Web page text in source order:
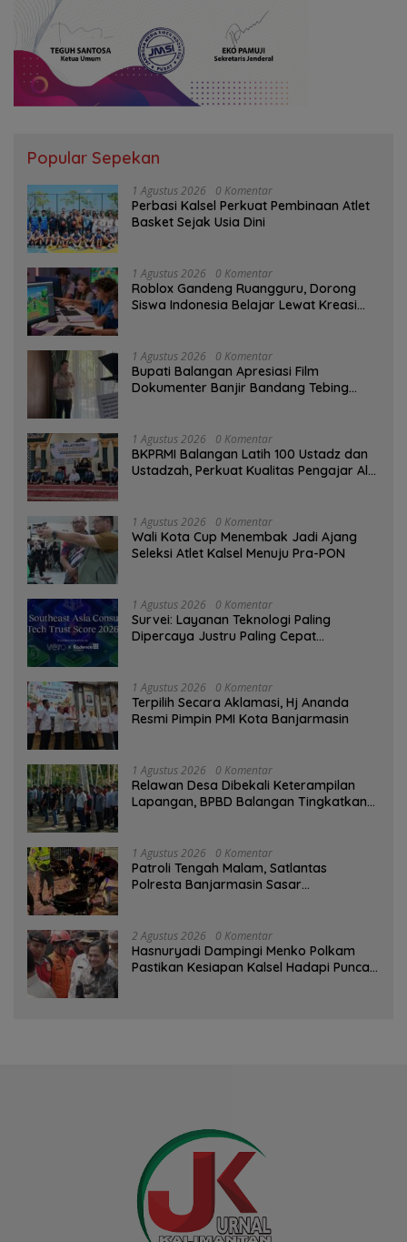
Popular Sepekan
1 Agustus 2026 0 Komentar
Perbasi Kalsel Perkuat Pembinaan Atlet
Basket Sejak Usia Dini
1 Agustus 2026 0 Komentar
Roblox Gandeng Ruangguru, Dorong
Siswa Indonesia Belajar Lewat Kreasi
1 Agustus 2026 0 Komentar
Bupati Balangan Apresiasi Film
Dokumenter Banjir Bandang Tebing
1 Agustus 2026 0 Komentar
BKPRMI Balangan Latih 100 Ustadz dan
Ustadzah, Perkuat Kualitas Pengajar Al-
1 Agustus 2026 0 Komentar
Wali Kota Cup Menembak Jadi Ajang
Seleksi Atlet Kalsel Menuju Pra-PON
1 Agustus 2026 0 Komentar
Survei: Layanan Teknologi Paling
Dipercaya Justru Paling Cepat
1 Agustus 2026 0 Komentar
‎Terpilih Secara Aklamasi, Hj Ananda
Resmi Pimpin PMI Kota Banjarmasin
1 Agustus 2026 0 Komentar
Relawan Desa Dibekali Keterampilan
Lapangan, BPBD Balangan Tingkatkan
1 Agustus 2026 0 Komentar
Patroli Tengah Malam, Satlantas
Polresta Banjarmasin Sasar
2 Agustus 2026 0 Komentar
Hasnuryadi Dampingi Menko Polkam
Pastikan Kesiapan Kalsel Hadapi Puncak